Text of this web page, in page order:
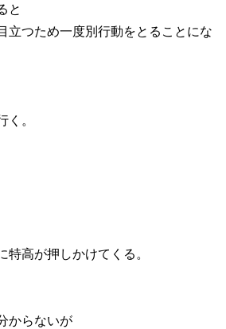
と
立つため一度別行動をとることにな
く。
特高が押しかけてくる。
からないが